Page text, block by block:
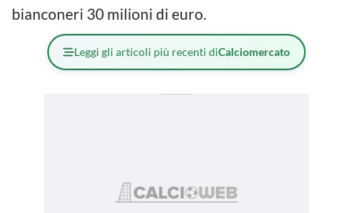
bianconeri 30 milioni di euro.
Leggi gli articoli più recenti diCalciomercato